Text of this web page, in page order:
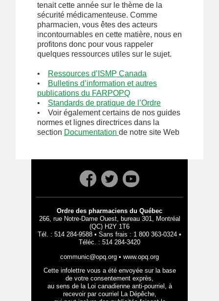
tenait cette année sur le thème de la
sécurité médicamenteuse. Comme
pharmacien, vous êtes des acteurs
incontournables en cette matière, nous en
profitons donc pour vous rappeler
quelques ressources utiles sur le sujet.
•
Ressources d’ISMP Canada
•
Bulletins d’information et autres
publications du FARPOPQ
• Standards de pratique de l’Ordre
• Voir également certains de nos guides
normes et lignes directrices dans la
section Documentation de notre site Web
Ordre des pharmaciens du Québec
266, rue Notre-Dame Ouest, bureau 301, Montréal
(QC) H2Y 1T6
Tél. : 514 284-9588 • Sans frais : 1 800 363-0324 •
Téléc. : 514 284-3420
communic@opq.org • www.opq.org
Cette infolettre vous a été envoyée sur la base
de votre consentement exprès,
au sens de la Loi canadienne anti-pourriel, à
recevoir par courriel La Dépêche,